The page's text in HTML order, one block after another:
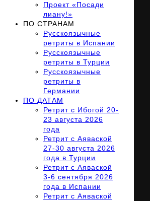
Проект «Посади
лиану!»
ПО СТРАНАМ
Русскоязычные
ретриты в Испании
Русскоязычные
ретриты в Турции
Русскоязычные
ретриты в
Германии
ПО ДАТАМ
Ретрит с Ибогой 20-
23 августа 2026
года
Ретрит с Аяваской
27-30 августа 2026
года в Турции
Ретрит с Аяваской
3-6 сентября 2026
года в Испании
Ретрит с Аяваской